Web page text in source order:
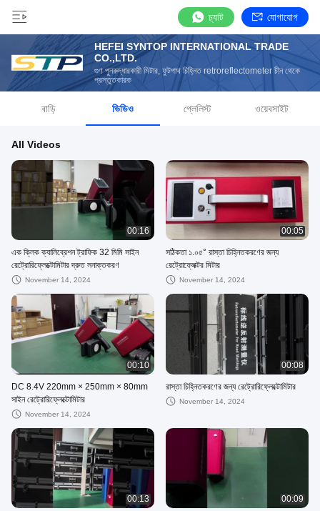
চ্যাট যোগাযোগ
HEFEI SYNTOP INTERNATIONAL TRADE
CO.,LTD.
গুণ পুনরুদ্ধারকারী মিটার, ফুটপাথ চিহ্নিত retroreflectometer চীন থেকে
প্রস্তুতকারক
বাড়ি ভিডিও প্লেলিস্ট ওয়েবসাইট
All Videos
00:16
এক ক্লিক ক্যালিব্রেশন ট্রাফিক 32 মিমি সাইন
রেট্রোরিফ্লেক্টোমিটার দ্রুত সনাক্তকরণ
November 14, 2024
00:05
সঠিকতা ১.০৫° রাস্তা চিহ্নিতকরণের জন্য
রেট্রোফ্লেক্টর মিটার
November 14, 2024
00:10
DC 8.4V 220mm × 250mm × 80mm
সাইন রেট্রোরিফ্লেক্টোমিটার
November 14, 2024
00:08
রাস্তা চিহ্নিতকরণের জন্য রেট্রোরিফ্লেক্টোমিটার
November 14, 2024
00:13 00:09